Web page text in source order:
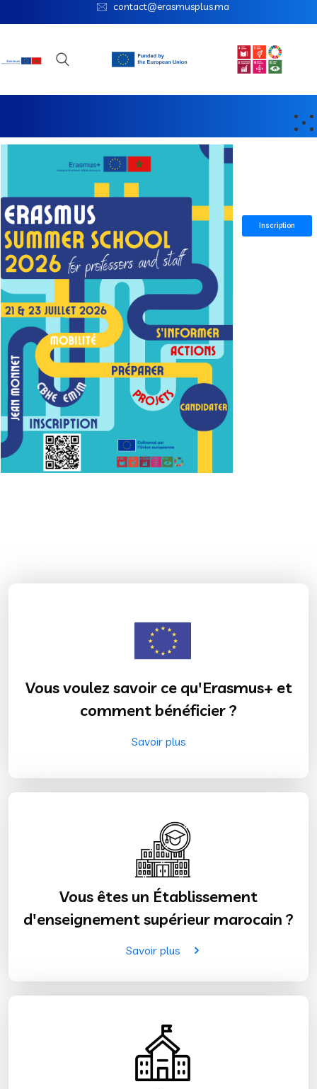
contact@erasmusplus.ma
Inscription
Vous voulez savoir ce qu'Erasmus+ et
comment bénéficier ?
Savoir plus
Vous êtes un Établissement
d'enseignement supérieur marocain ?
Savoir plus